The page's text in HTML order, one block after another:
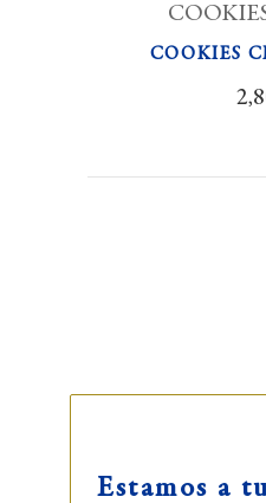
COOKIES
Estamos a